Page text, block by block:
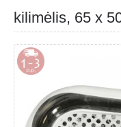
kilimėlis, 65 x